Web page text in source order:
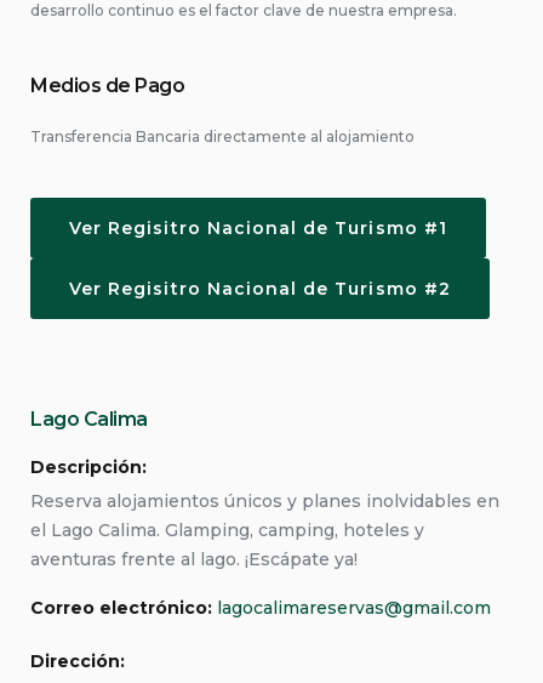
desarrollo continuo es el factor clave de nuestra empresa.
Medios de Pago
Transferencia Bancaria directamente al alojamiento
Ver Regisitro Nacional de Turismo #1
Ver Regisitro Nacional de Turismo #2
Lago Calima
Descripción:
Reserva alojamientos únicos y planes inolvidables en
el Lago Calima. Glamping, camping, hoteles y
aventuras frente al lago. ¡Escápate ya!
Correo electrónico: lagocalimareservas@gmail.com
Dirección: